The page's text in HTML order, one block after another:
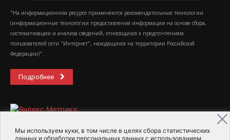
Мы используем куки, в том числе в целях сбора статистических
данных и обработки персональных данных с использованием
"На информационном ресурсе применяются рекомендательные технологии
(информационные технологии предоставления информации на основе сбора,
систематизации и анализа сведений, относящихся к предпочтениям
пользователей сети "Интернет", находящихся на территории Российской
Федерации)".
Подробнее